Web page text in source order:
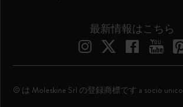
最新情報はこちら
© は Moleskine Srl の登録商標です a socio unico